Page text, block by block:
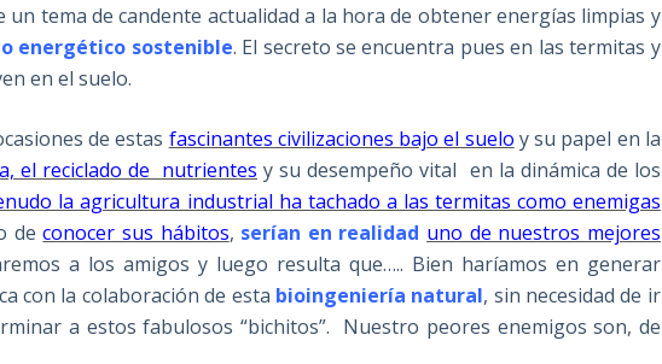
un tema de candente actualidad a la hora de obtener energías limpias y
energético sostenible. El secreto se encuentra pues en las termitas y
en el suelo.
de estas fascinantes civilizaciones bajo el suelo y su papel en la
el reciclado de nutrientes y su desempeño vital en la dinámica de los
la agricultura industrial ha tachado a las termitas como enemigas
deconocer sus hábitos, serían en realidad uno de nuestros mejores
a los amigos y luego resulta que….. Bien haríamos en generar
con la colaboración de esta bioingeniería natural, sin necesidad de ir
a estos fabulosos “bichitos”. Nuestro peores enemigos son, de